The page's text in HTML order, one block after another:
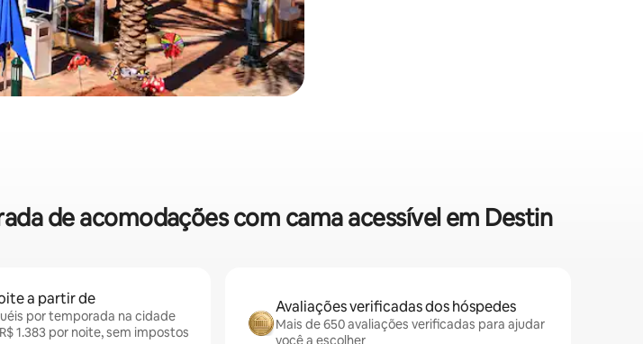
de acomodações com cama acessível em Destin
a partir de
por temporada na cidade
1.383 por noite, sem impostos
Avaliações verificadas dos hóspedes
Mais de 650 avaliações verificadas para ajudar
você a escolher